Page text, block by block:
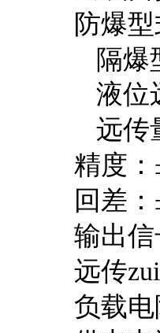
防爆
隔爆
液位
远传
精度：
回差
输出
远传
负载